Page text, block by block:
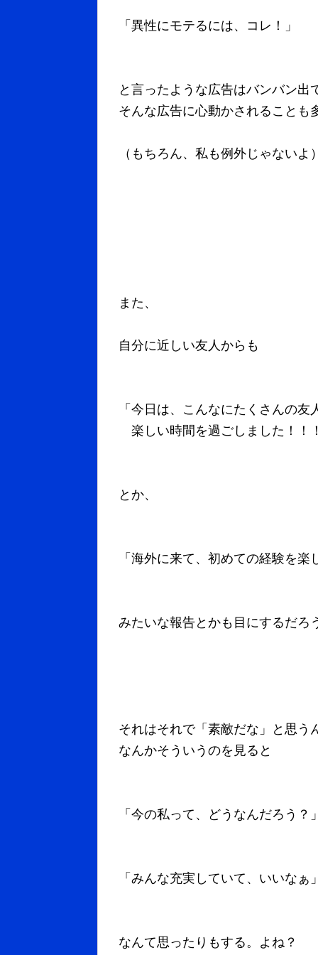
「異性にモテるには、コレ！」
と言ったような広告はバンバン出
そんな広告に心動かされることも
（もちろん、私も例外じゃないよ）
また、
自分に近しい友人からも
「今日は、こんなにたくさんの友
楽しい時間を過ごしました！！
とか、
「海外に来て、初めての経験を楽
みたいな報告とかも目にするだろ
それはそれで「素敵だな」と思う
なんかそういうのを見ると
「今の私って、どうなんだろう？」
「みんな充実していて、いいなぁ」
なんて思ったりもする。よね？